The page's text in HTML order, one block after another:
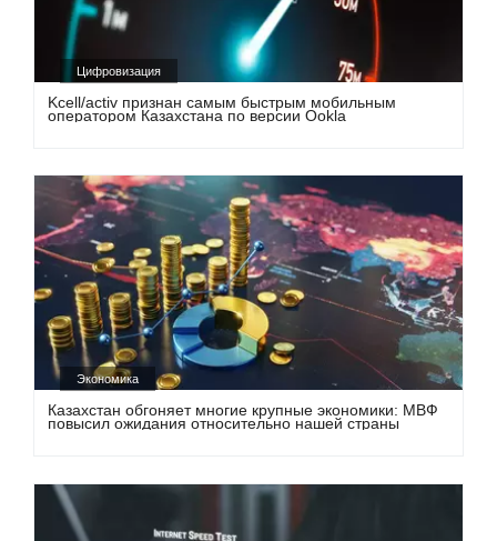
Цифровизация
Kcell/activ признан самым быстрым мобильным
оператором Казахстана по версии Ookla
Экономика
Казахстан обгоняет многие крупные экономики: МВФ
повысил ожидания относительно нашей страны